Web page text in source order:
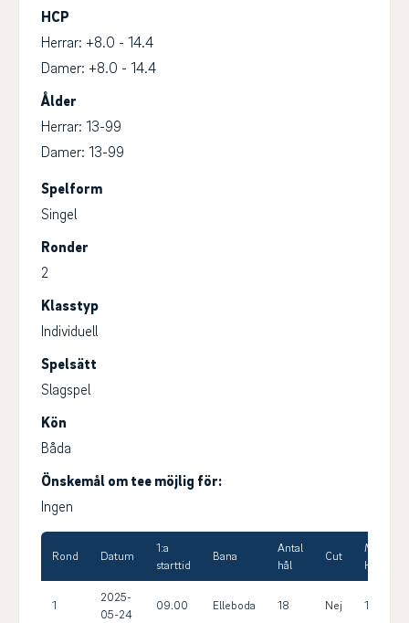
HCP
Herrar: +8.0 - 14.4
Damer: +8.0 - 14.4
Ålder
Herrar: 13-99
Damer: 13-99
Spelform
Singel
Ronder
2
Klasstyp
Individuell
Spelsätt
Slagspel
Kön
Båda
Önskemål om tee möjlig för:
Ingen
Rond Datum
1:a
starttid
Bana
Antal
hål
Cut
Max
HCP
1
2025-
05-24
09.00 Elleboda 18 Nej 14.4